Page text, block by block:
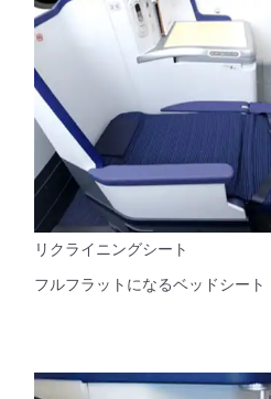
リクライニングシート
フルフラットになるベッドシート